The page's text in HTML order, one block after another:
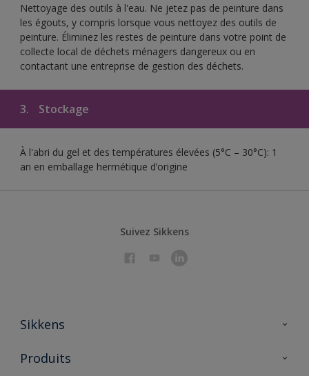
Nettoyage des outils à l'eau. Ne jetez pas de peinture dans
les égouts, y compris lorsque vous nettoyez des outils de
peinture. Éliminez les restes de peinture dans votre point de
collecte local de déchets ménagers dangereux ou en
contactant une entreprise de gestion des déchets.
3. Stockage
À l'abri du gel et des températures élevées (5°C – 30°C): 1
an en emballage hermétique d’origine
Suivez Sikkens
Sikkens
À propos de Sikkens
Produits